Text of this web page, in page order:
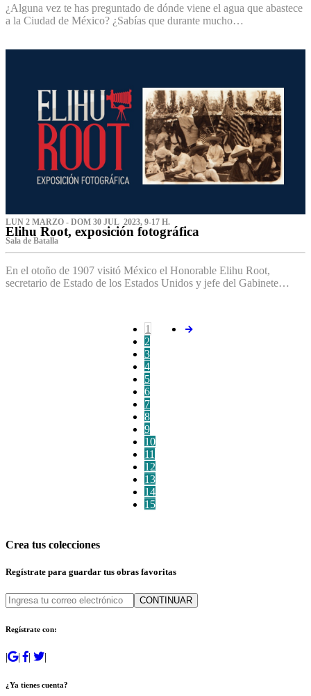
¿Alguna vez te has preguntado de dónde viene el agua que abastece
a la Ciudad de México? ¿Sabías que durante mucho…
LUN 2 MARZO - DOM 30 JUL 2023, 9-17 H.
Elihu Root, exposición fotográfica
Sala de Batalla
En el otoño de 1907 visitó México el Honorable Elihu Root,
secretario de Estado de los Estados Unidos y jefe del Gabinete…
1
2
3
4
5
6
7
8
9
10
11
12
13
14
15
Crea tus colecciones
Regístrate para guardar tus obras favoritas
CONTINUAR
Regístrate con:
| | | |
¿Ya tienes cuenta?